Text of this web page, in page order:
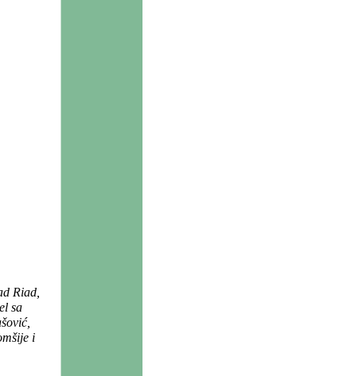
Riad,
sa
i